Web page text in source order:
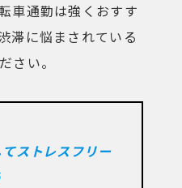
車通勤は強くおすす
滞に悩まされている
さい。
ストレスフリー